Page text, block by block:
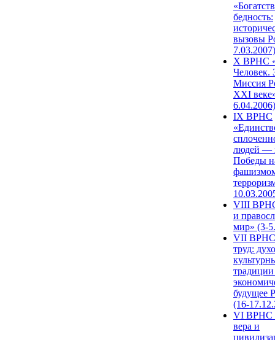
бедность:
вызовы
7.03.2007)
X ВРНС
Человек.
Миссия
XXI
6.04.2006)
IX ВРНС
людей —
Победы
VIII
и
мир» (3-
VII ВРНС
труд:
будущее
(16-
VI ВРНС
вера и